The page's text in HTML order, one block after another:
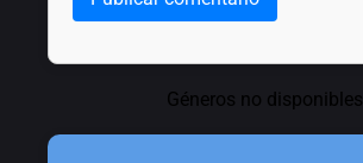
Géneros no disponibles.